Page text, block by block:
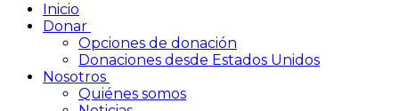
Inicio
Donar
Opciones de donación
Donaciones desde Estados Unidos
Nosotros
Quiénes somos